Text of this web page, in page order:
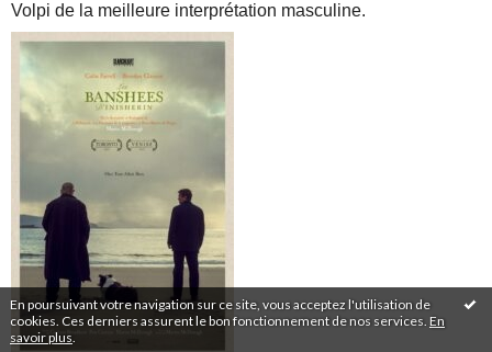
En poursuivant votre navigation sur ce site, vous acceptez l'utilisation de
cookies. Ces derniers assurent le bon fonctionnement de nos services. En
savoir plus
Volpi de la meilleure interprétation masculine.